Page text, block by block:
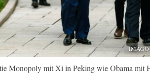
IMAGO
Monopoly mit Xi in Peking wie Obama mit